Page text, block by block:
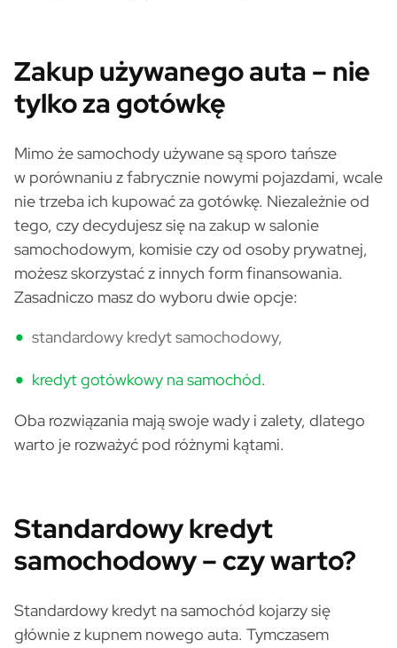
Zakup używanego auta – nie
tylko za gotówkę
Mimo że samochody używane są sporo tańsze
w porównaniu z fabrycznie nowymi pojazdami, wcale
nie trzeba ich kupować za gotówkę. Niezależnie od
tego, czy decydujesz się na zakup w salonie
samochodowym, komisie czy od osoby prywatnej,
możesz skorzystać z innych form finansowania.
Zasadniczo masz do wyboru dwie opcje:
standardowy kredyt samochodowy,
kredyt gotówkowy na samochód.
Oba rozwiązania mają swoje wady i zalety, dlatego
warto je rozważyć pod różnymi kątami.
Standardowy kredyt
samochodowy – czy warto?
Standardowy kredyt na samochód kojarzy się
głównie z kupnem nowego auta. Tymczasem